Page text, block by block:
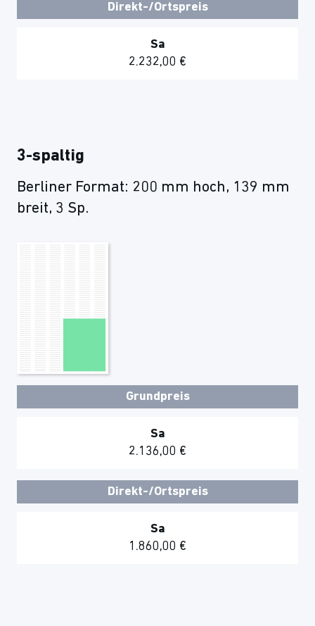
Direkt-/Ortspreis
Sa
2.232,00 €
3-spaltig
Berliner Format: 200 mm hoch, 139 mm
breit, 3 Sp.
Grundpreis
Sa
2.136,00 €
Direkt-/Ortspreis
Sa
1.860,00 €